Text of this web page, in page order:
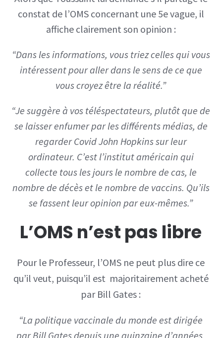
constat de l’OMS concernant une 5e vague, il
affiche clairement son opinion :
“Dans les informations, vous triez celles qui vous
intéressent pour aller dans le sens de ce que
vous croyez être la réalité.”
“Je suggère à vos téléspectateurs, plutôt que de
se laisser enfumer par les différents médias, de
regarder Covid John Hopkins sur leur
ordinateur. C’est l’institut américain qui
collecte tous les jours le nombre de cas, le
nombre de décès et le nombre de vaccins. Qu’ils
se fassent leur opinion par eux-mêmes.”
L’OMS n’est pas libre
Pour le Professeur, l’OMS ne peut plus dire ce
qu’il veut, puisqu’il est majoritairement acheté
par Bill Gates :
“La politique vaccinale du monde est dirigée
par Bill Gates depuis une quinzaine d’années,